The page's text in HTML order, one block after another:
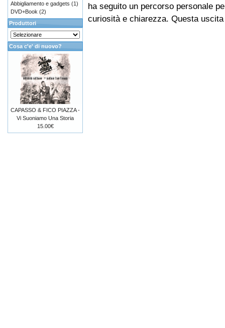
ha seguito un percorso personale
curiosità e chiarezza. Questa
Abbigliamento e gadgets (1)
DVD+Book (2)
Produttori
Cosa c'e' di nuovo?
CAPASSO & FICO PIAZZA -
Vi Suoniamo Una Storia
15.00€